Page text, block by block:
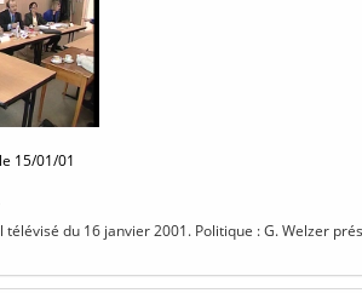
le 15/01/01
télévisé du 16 janvier 2001. Politique : G. Welzer